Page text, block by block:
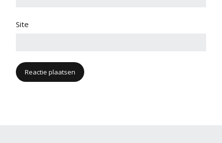
Site